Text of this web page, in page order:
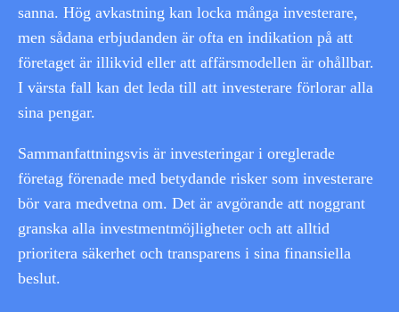
sanna. Hög avkastning kan locka många investerare,
men sådana erbjudanden är ofta en indikation på att
företaget är illikvid eller att affärsmodellen är ohållbar.
I värsta fall kan det leda till att investerare förlorar alla
sina pengar.
Sammanfattningsvis är investeringar i oreglerade
företag förenade med betydande risker som investerare
bör vara medvetna om. Det är avgörande att noggrant
granska alla investmentmöjligheter och att alltid
prioritera säkerhet och transparens i sina finansiella
beslut.